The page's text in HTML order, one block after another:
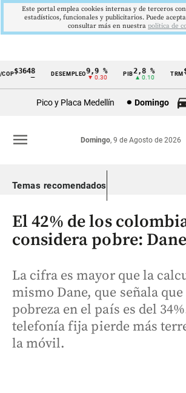
Cintillo
Colombia
$3648 DESEMPLEO 9,9 %
▼ 0.30
2,8 %
▲ 0.10
TRM
Pico y Placa Medellín Domingo
Domingo, 9 de Agosto de 2026
menu
Temas recomendados
El 42% de los
considera pobre: Dane
La cifra es mayor que la
mismo Dane, que señala
pobreza en el país es del
telefonía fija pierde más
la móvil.
Este portal emplea cookies internas y de terceros
estadísticos, funcionales y publicitarios. Puede
consultar más en nuestra politica de